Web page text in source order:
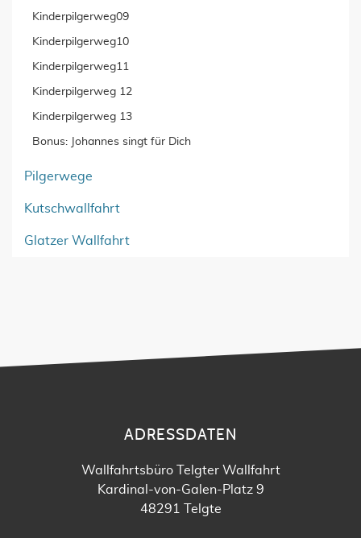
Kinderpilgerweg09
Kinderpilgerweg10
Kinderpilgerweg11
Kinderpilgerweg 12
Kinderpilgerweg 13
Bonus: Johannes singt für Dich
Pilgerwege
Kutschwallfahrt
Glatzer Wallfahrt
ADRESSDATEN
Wallfahrtsbüro Telgter Wallfahrt
Kardinal-von-Galen-Platz 9
48291 Telgte